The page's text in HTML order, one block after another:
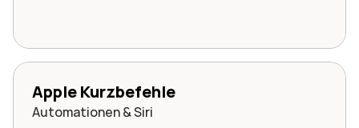
Apple Kurzbefehle
Automationen & Siri